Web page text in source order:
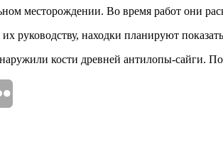
месторождении. Во время работ они
руководству, находки планируют
кости древней антилопы-сайги.